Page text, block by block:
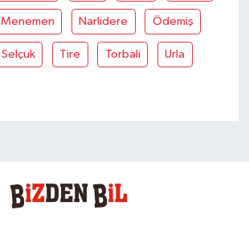
Menemen Narlidere Ödemiş
Selçuk Tire Torbali Urla